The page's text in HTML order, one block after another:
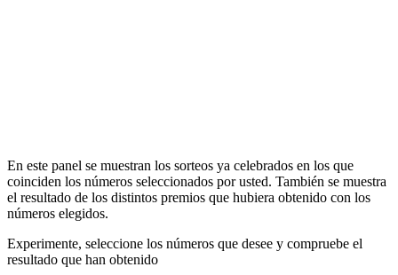
En este panel se muestran los sorteos ya celebrados en los que
coinciden los números seleccionados por usted. También se muestra
el resultado de los distintos premios que hubiera obtenido con los
números elegidos.
Experimente, seleccione los números que desee y compruebe el
resultado que han obtenido